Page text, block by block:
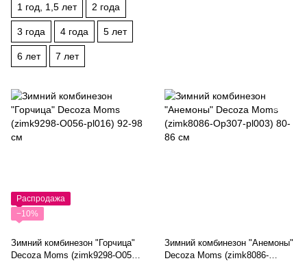
1 год, 1,5 лет 2 года
3 года 4 года 5 лет
6 лет 7 лет
Распродажа
−10%
Зимний комбинезон "Горчица"
Decoza Moms (zimk9298-O056-
Зимний комбинезон "Анемоны"
Decoza Moms (zimk8086-